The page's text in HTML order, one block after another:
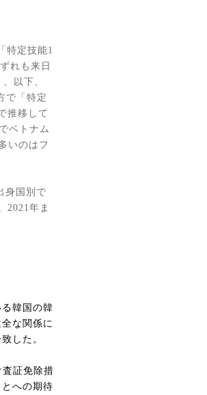
特定技能1
れも来日
以下、
で「特定
推移して
ベトナム
いのはフ
身国別で
2021年ま
韓国の韓
な関係に
した。
査証免除措
への期待